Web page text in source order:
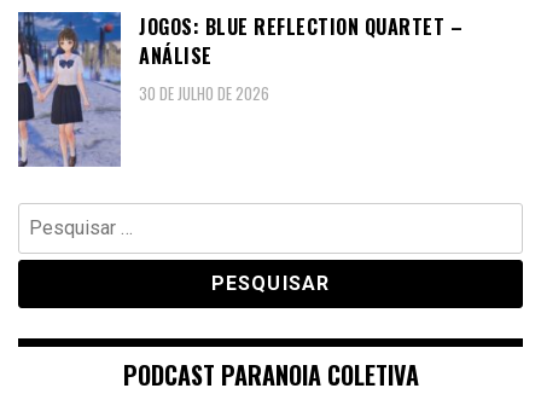
JOGOS: BLUE REFLECTION QUARTET –
ANÁLISE
30 DE JULHO DE 2026
Pesquisar
por:
PODCAST PARANOIA COLETIVA